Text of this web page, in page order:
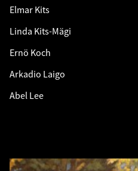
Elmar Kits
Linda Kits-Mägi
Ernö Koch
Arkadio Laigo
Abel Lee